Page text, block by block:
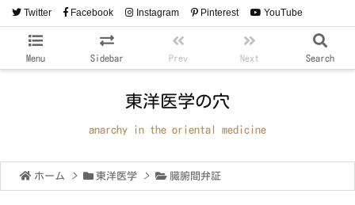
Menu Sidebar Prev Next Search
Twitter Facebook Instagram Pinterest YouTube
RSS
東洋医学の穴
anarchy in the oriental medicine
ホーム > 東洋医学 > 臓腑間弁証